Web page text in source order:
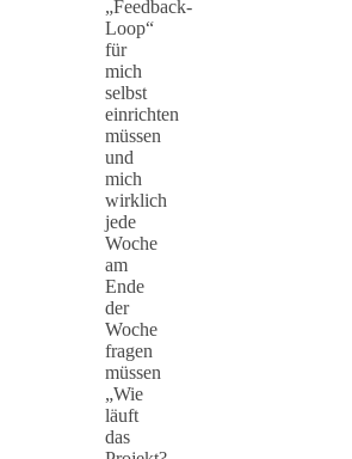
„Feedback-
Loop“
für
mich
selbst
einrichten
müssen
und
mich
wirklich
jede
Woche
am
Ende
der
Woche
fragen
müssen
„Wie
läuft
das